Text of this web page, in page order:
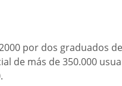
por dos graduados
de más de 350.000